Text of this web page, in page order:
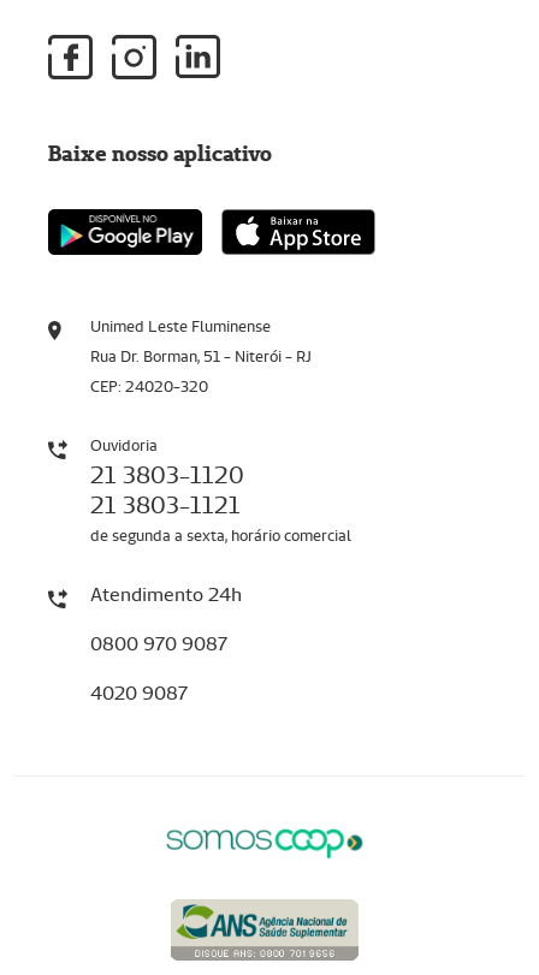
Unimed Leste Fluminense
Rua Dr. Borman, 51 - Niterói - RJ
CEP: 24020-320
Ouvidoria
21 3803-1120
21 3803-1121
de segunda a sexta, horário comercial
Atendimento 24h
0800 970 9087
4020 9087
Baixe nosso aplicativo